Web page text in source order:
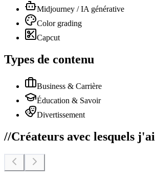
Midjourney / IA générative
Color grading
Capcut
Types de contenu
Business & Carrière
Éducation & Savoir
Divertissement
//Créateurs avec lesquels